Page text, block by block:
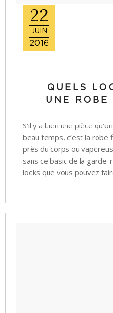
22
JUIN
2016
QUELS
UNE ROBE
S’il y a bien une pièce
beau temps, c’est la robe
près du corps ou
sans ce basic de la
looks que vous pouvez